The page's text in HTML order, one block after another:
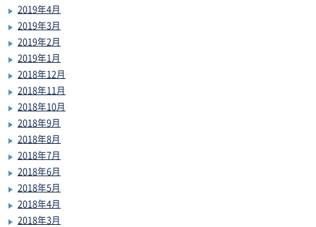
2019年4月
2019年3月
2019年2月
2019年1月
2018年12月
2018年11月
2018年10月
2018年9月
2018年8月
2018年7月
2018年6月
2018年5月
2018年4月
2018年3月